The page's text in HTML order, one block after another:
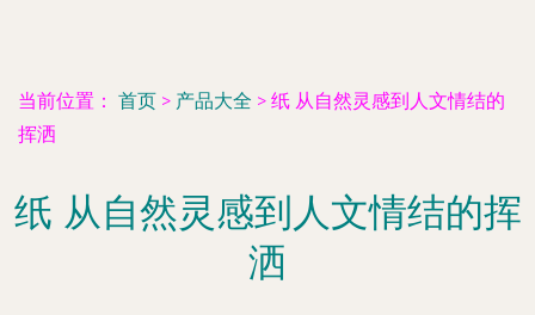
当前位置： 首页 > 产品大全 > 纸 从自然灵感到人文情结的
挥洒
纸 从自然灵感到人文情结的挥
洒